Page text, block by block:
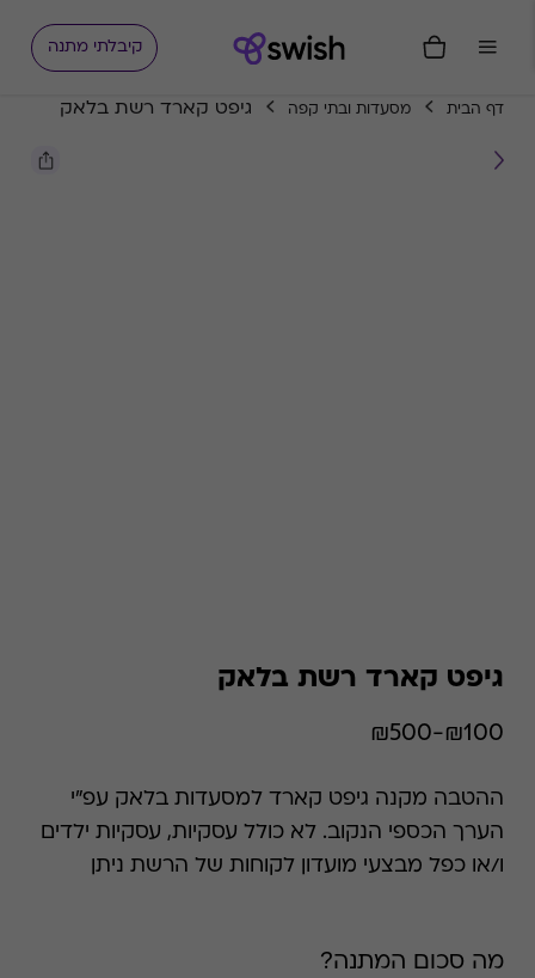
קיבלתי מתנה
דף הבית מסעדות ובתי קפה גיפט קארד רשת בלאק
גיפט קארד רשת בלאק
₪100-₪500
ההטבה מקנה גיפט קארד למסעדות בלאק עפ"י
הערך הכספי הנקוב. לא כולל עסקיות, עסקיות ילדים
ו/או כפל מבצעי מועדון לקוחות של הרשת ניתן
בגיפט קארד זה, למעט קודי מועדוני לקוחות ומבצעי
מה סכום המתנה?